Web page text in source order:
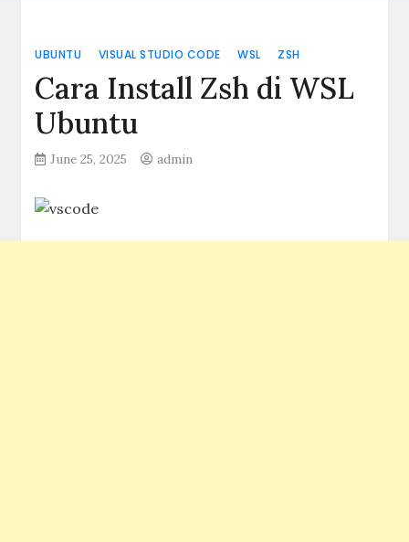
UBUNTU VISUAL STUDIO CODE WSL ZSH
Cara Install Zsh di WSL
Ubuntu
June 25, 2025 admin